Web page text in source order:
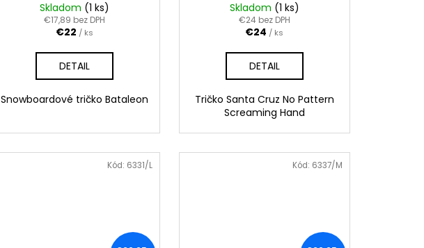
Skladom (1 ks)
€17,89 bez DPH
€22 / ks
DETAIL
Snowboardové tričko Bataleon
Skladom (1 ks)
€24 bez DPH
€24 / ks
DETAIL
Tričko Santa Cruz No Pattern
Screaming Hand
Kód: 6331/L Kód: 6337/M